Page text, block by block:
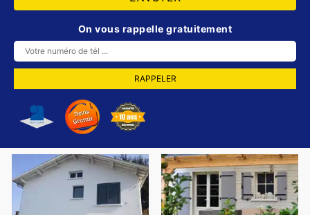
On vous rappelle gratuitement